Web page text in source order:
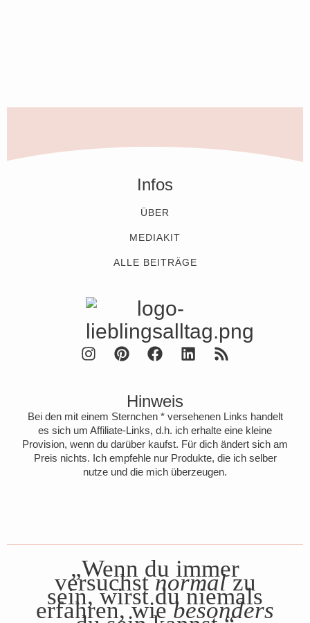
Infos
ÜBER
MEDIAKIT
ALLE BEITRÄGE
Hinweis
Bei den mit einem Sternchen * versehenen Links handelt
es sich um Affiliate-Links, d.h. ich erhalte eine kleine
Provision, wenn du darüber kaufst. Für dich ändert sich am
Preis nichts. Ich empfehle nur Produkte, die ich selber
nutze und die mich überzeugen.
„Wenn du immer
versuchstnormalzu
sein, wirst du niemals
erfahren, wiebesonders